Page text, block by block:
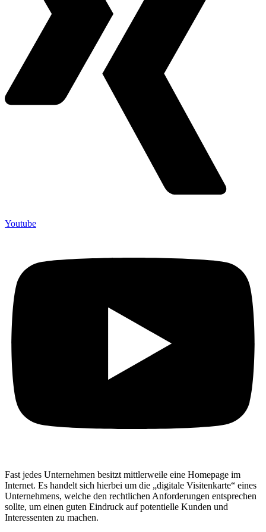
Youtube
Fast jedes Unternehmen besitzt mittlerweile eine Homepage im
Internet. Es handelt sich hierbei um die „digitale Visitenkarte“ eines
Unternehmens, welche den rechtlichen Anforderungen entsprechen
sollte, um einen guten Eindruck auf potentielle Kunden und
Interessenten zu machen.